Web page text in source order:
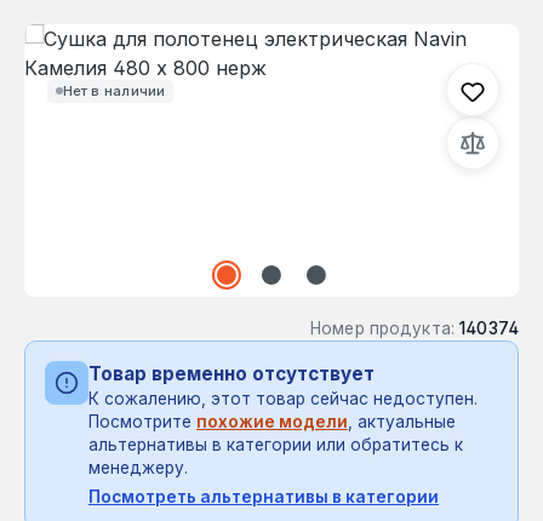
Нет в наличии
Пропустить галерею изображений
Номер продукта: 140374
Товар временно отсутствует
К сожалению, этот товар сейчас недоступен.
Посмотрите похожие модели , актуальные
альтернативы в категории или обратитесь к
менеджеру.
Посмотреть альтернативы в категории